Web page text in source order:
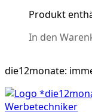
Produkt
In den
die12monate: